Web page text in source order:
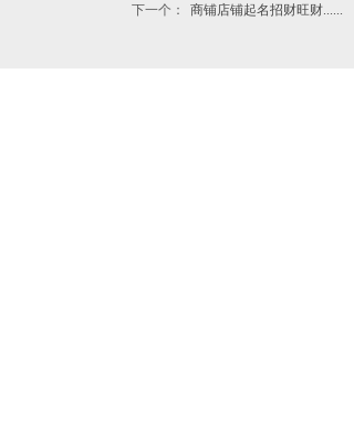
下一个：
商铺店铺起名招财旺财......